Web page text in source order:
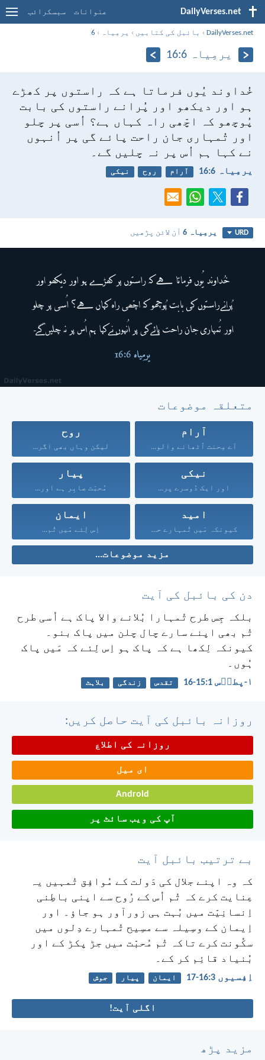
DailyVerses.net عنوانات سبسکرائب
DailyVerses.net
› بائبل کی کتابیں › یرمِیاہ ›
6
یرمِیاہ 6:‏16
خُداوند یُوں فرماتا ہے کہ راستوں پر کھڑے
ہو اور دیکھو اور پُرانے راستوں کی بابت
پُوچھو کہ اچّھی راہ کہاں ہے؟ اُسی پر چلو
اور تُمہاری جان راحت پائے گی پر اُنہوں
نے کہا ہم اُس پر نہ چلیں گے۔
یرمِیاہ 6:‏16 آرام روح نیکی
URD یرمِیاہ 6 آن لائن پڑھیں
متعلقہ موضوعات
آرام
اَے مِحنت اُٹھانے والو...
روح
لیکن وہاں بھی اگر...
نیکی
اور ایک دُوسرے پر...
پیار
مُحبّت صابِر ہے اور...
امید
کیونکہ مَیں تُمہارے حق...
ایمان
اِس لِئے مَیں تُم...
مزید موضوعات...
دن کی بائبل کی آیت
بلکہ جِس طرح تُمہارا بُلانے والا پاک ہے اُسی طرح
تُم بھی اپنے سارے چال چلن میں پاک بنو۔
کیونکہ لِکھا ہے کہ پاک ہو اِس لِئے کہ مَیں پاک
ہُوں۔
۱-پطرؔس 1:‏15-‏16 تقدس زندگی بلاہٹ
روزانہ بائبل کی آیت حاصل کریں:
روزانہ کی اطلاع
ای میل
Android
آپ کی ویب سائٹ پر
بے ترتیب بائبل آیت
کہ وہ اپنے جلال کی دَولت کے مُوافِق تُمہیں یہ
عِنایت کرے کہ تُم اُس کے رُوح سے اپنی باطِنی
اِنسانِیّت میں بُہت ہی زورآور ہو جاؤ۔ اور
اِیمان کے وسِیلہ سے مسِیح تُمہارے دِلوں میں
سکُونت کرے تاکہ تُم مُحبّت میں جڑ پکڑ کے اور
بُنیاد قائِم کر کے۔
اِفِسیوں 3:‏16-‏17 ایمان پیار جوش
اگلی آیت!
مزید پڑھ